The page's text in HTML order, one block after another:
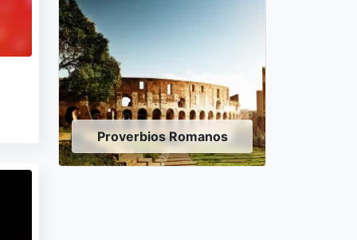
Proverbios Romanos